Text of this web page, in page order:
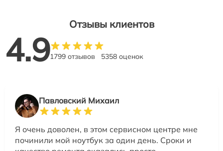
Отзывы клиентов
4.91799 отзывов 5358 оценок
Павловский Михаил
Я очень доволен, в этом сервисном центре мне
починили мой ноутбук за один день. Сроки и